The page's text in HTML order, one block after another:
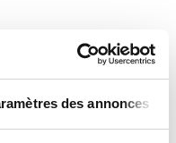
des annonces